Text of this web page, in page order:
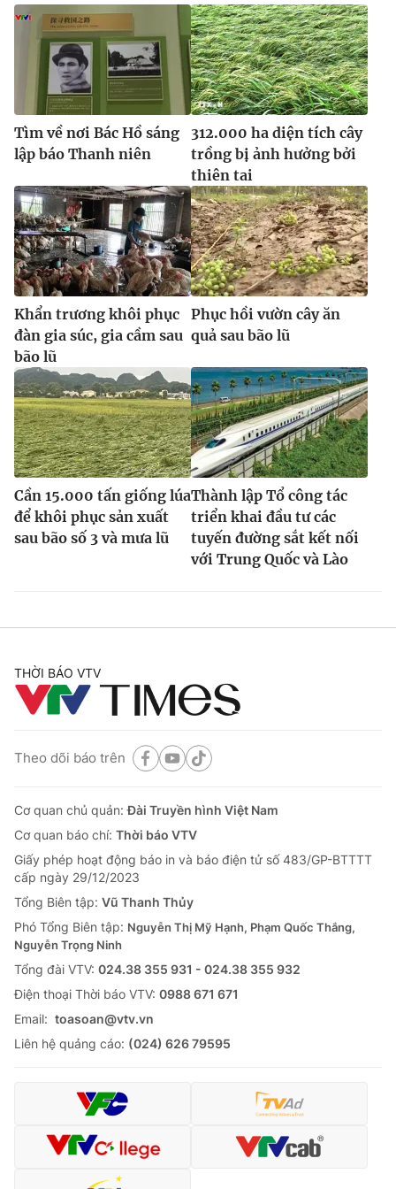
Ðiện thoại Thời báo VTV:024.66 897 897
Email:toasoan@vtv.vn
Liên hệ quảng cáo:024-7300.7108
® Cấm sao chép dưới mọi hình thức nếu không có sự chấp
thuận bằng văn bản. Ghi rõ nguồn VTV.vn khi phát hành lại
thông tin từ website này.
Tìm về nơi Bác Hồ sáng
lập báo Thanh niên
312.000 ha diện tích cây
trồng bị ảnh hưởng bởi
thiên tai
Khẩn trương khôi phục
đàn gia súc, gia cầm sau
bão lũ
Phục hồi vườn cây ăn
quả sau bão lũ
Cần 15.000 tấn giống lúa
để khôi phục sản xuất
sau bão số 3 và mưa lũ
Thành lập Tổ công tác
triển khai đầu tư các
tuyến đường sắt kết nối
với Trung Quốc và Lào
THỜI BÁO VTV
Theo dõi báo trên
Cơ quan chủ quản:Đài Truyền hình Việt Nam
Cơ quan báo chí: Thời báo VTV
Giấy phép hoạt động báo in và báo điện tử số 483/GP-BTTTT
cấp ngày 29/12/2023
Tổng Biên tập: Vũ Thanh Thủy
Phó Tổng Biên tập: Nguyễn Thị Mỹ Hạnh, Phạm Quốc Thắng,
Nguyễn Trọng Ninh
Tổng đài VTV: 024.38 355 931 - 024.38 355 932
Ðiện thoại Thời báo VTV: 0988 671 671
Email: toasoan@vtv.vn
Liên hệ quảng cáo: (024) 626 79595